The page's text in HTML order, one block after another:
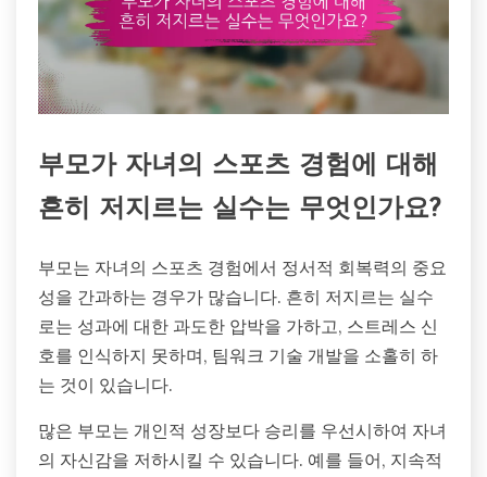
부모가 자녀의 스포츠 경험에 대해
흔히 저지르는 실수는 무엇인가요?
부모는 자녀의 스포츠 경험에서 정서적 회복력의 중요
성을 간과하는 경우가 많습니다. 흔히 저지르는 실수
로는 성과에 대한 과도한 압박을 가하고, 스트레스 신
호를 인식하지 못하며, 팀워크 기술 개발을 소홀히 하
는 것이 있습니다.
많은 부모는 개인적 성장보다 승리를 우선시하여 자녀
의 자신감을 저하시킬 수 있습니다. 예를 들어, 지속적